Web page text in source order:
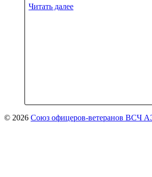
Читать далее
© 2026 Союз офицеров-ветеранов ВСЧ